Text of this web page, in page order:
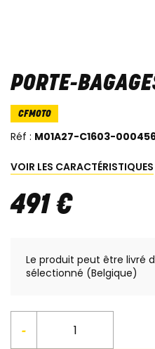
PORTE-
CFMOTO
Réf : M01A27-C1603-
VOIR LES CARACTÉRISTIQUES
491 €
Le produit peut être livré
sélectionné (Belgique)
-